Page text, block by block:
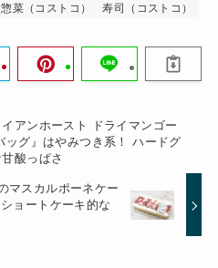
菜（コストコ） 寿司（コストコ）
アンホースト ドライマンゴー
ッグ』はやみつき系！ ハードグ
酸っぱさ
マスカルポーネケー
ョートケーキ的な